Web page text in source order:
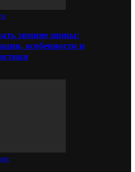
зимние шины:
особенности и